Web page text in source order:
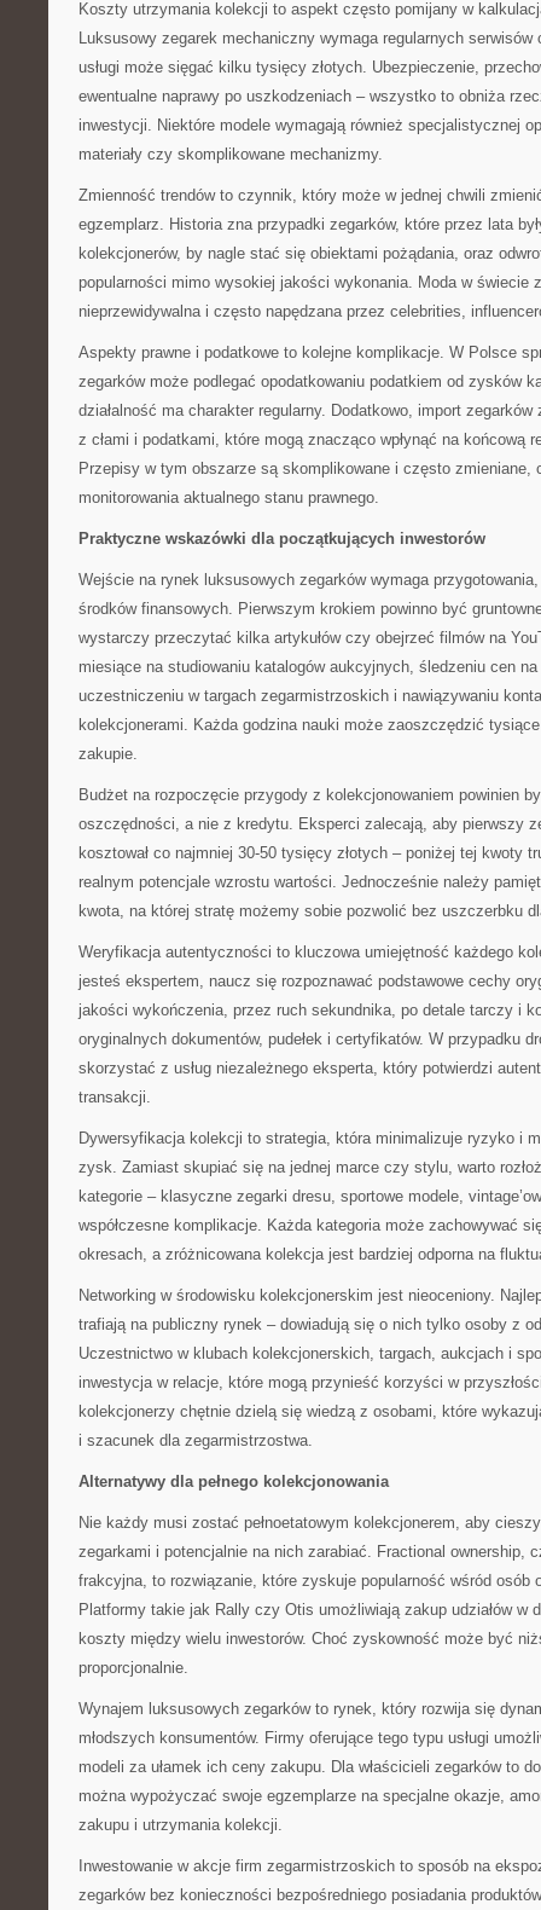
Koszty utrzymania kolekcji to aspekt często pomijany w
Luksusowy zegarek mechaniczny wymaga regularnych
usługi może sięgać kilku tysięcy złotych. Ubezpieczenie,
ewentualne naprawy po uszkodzeniach – wszystko to obniża
inwestycji. Niektóre modele wymagają również specjalistycznej
materiały czy skomplikowane mechanizmy.
Zmienność trendów to czynnik, który może w jednej chwili
egzemplarz. Historia zna przypadki zegarków, które przez lata
kolekcjonerów, by nagle stać się obiektami pożądania, oraz
popularności mimo wysokiej jakości wykonania. Moda w świecie
nieprzewidywalna i często napędzana przez celebrities,
Aspekty prawne i podatkowe to kolejne komplikacje. W Polsce
zegarków może podlegać opodatkowaniu podatkiem od zysków
działalność ma charakter regularny. Dodatkowo, import
z cłami i podatkami, które mogą znacząco wpłynąć na końcową
Przepisy w tym obszarze są skomplikowane i często zmieniane,
monitorowania aktualnego stanu prawnego.
Praktyczne wskazówki dla początkujących inwestorów
Wejście na rynek luksusowych zegarków wymaga
środków finansowych. Pierwszym krokiem powinno być
wystarczy przeczytać kilka artykułów czy obejrzeć filmów na
miesiące na studiowaniu katalogów aukcyjnych, śledzeniu cen
uczestniczeniu w targach zegarmistrzoskich i nawiązywaniu
kolekcjonerami. Każda godzina nauki może zaoszczędzić
zakupie.
Budżet na rozpoczęcie przygody z kolekcjonowaniem powinien
oszczędności, a nie z kredytu. Eksperci zalecają, aby pierwszy
kosztował co najmniej 30-50 tysięcy złotych – poniżej tej kwoty
realnym potencjale wzrostu wartości. Jednocześnie należy
kwota, na której stratę możemy sobie pozwolić bez uszczerbku
Weryfikacja autentyczności to kluczowa umiejętność każdego
jesteś ekspertem, naucz się rozpoznawać podstawowe cechy
jakości wykończenia, przez ruch sekundnika, po detale tarczy i
oryginalnych dokumentów, pudełek i certyfikatów. W przypadku
skorzystać z usług niezależnego eksperta, który potwierdzi
transakcji.
Dywersyfikacja kolekcji to strategia, która minimalizuje ryzyko i
zysk. Zamiast skupiać się na jednej marce czy stylu, warto
kategorie – klasyczne zegarki dresu, sportowe modele,
współczesne komplikacje. Każda kategoria może zachowywać
okresach, a zróżnicowana kolekcja jest bardziej odporna na
Networking w środowisku kolekcjonerskim jest nieoceniony.
trafiają na publiczny rynek – dowiadują się o nich tylko osoby z
Uczestnictwo w klubach kolekcjonerskich, targach, aukcjach i
inwestycja w relacje, które mogą przynieść korzyści w
kolekcjonerzy chętnie dzielą się wiedzą z osobami, które
i szacunek dla zegarmistrzostwa.
Alternatywy dla pełnego kolekcjonowania
Nie każdy musi zostać pełnoetatowym kolekcjonerem, aby
zegarkami i potencjalnie na nich zarabiać. Fractional ownership,
frakcyjna, to rozwiązanie, które zyskuje popularność wśród osób
Platformy takie jak Rally czy Otis umożliwiają zakup udziałów w
koszty między wielu inwestorów. Choć zyskowność może być
proporcjonalnie.
Wynajem luksusowych zegarków to rynek, który rozwija się
młodszych konsumentów. Firmy oferujące tego typu usługi
modeli za ułamek ich ceny zakupu. Dla właścicieli zegarków to
można wypożyczać swoje egzemplarze na specjalne okazje,
zakupu i utrzymania kolekcji.
Inwestowanie w akcje firm zegarmistrzoskich to sposób na
zegarków bez konieczności bezpośredniego posiadania